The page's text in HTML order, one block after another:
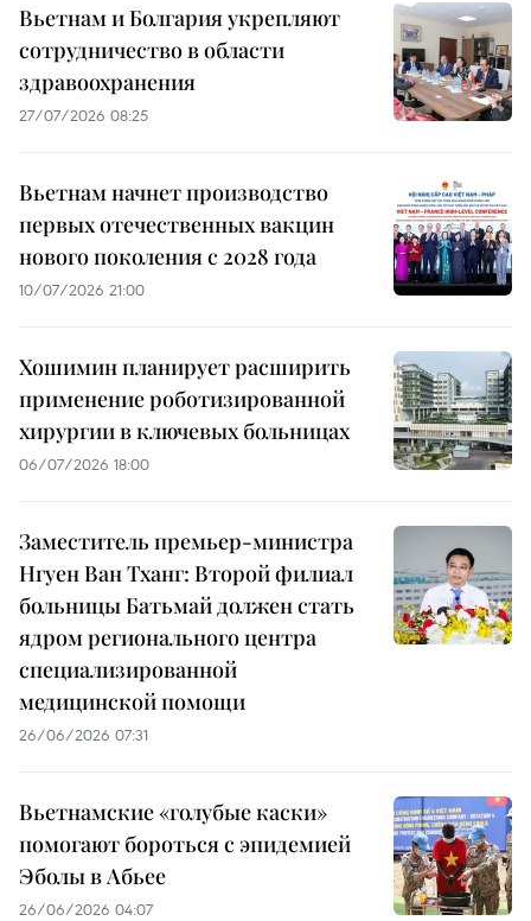
Вьетнам и Болгария укрепляют
сотрудничество в области
здравоохранения
27/07/2026 08:25
Вьетнам начнет производство
первых отечественных вакцин
нового поколения с 2028 года
10/07/2026 21:00
Хошимин планирует расширить
применение роботизированной
хирургии в ключевых больницах
06/07/2026 18:00
Заместитель премьер-министра
Нгуен Ван Тханг: Второй филиал
больницы Батьмай должен стать
ядром регионального центра
специализированной
медицинской помощи
26/06/2026 07:31
Вьетнамские «голубые каски»
помогают бороться с эпидемией
Эболы в Абьее
26/06/2026 04:07